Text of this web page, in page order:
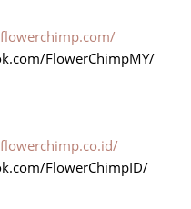
FlowerChimpMY/
FlowerChimpID/